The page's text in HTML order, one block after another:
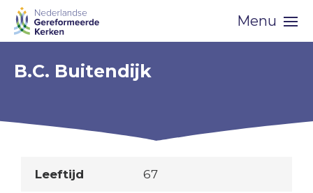
Skip
navigation
Menu
B.C. Buitendijk
Leeftijd 67